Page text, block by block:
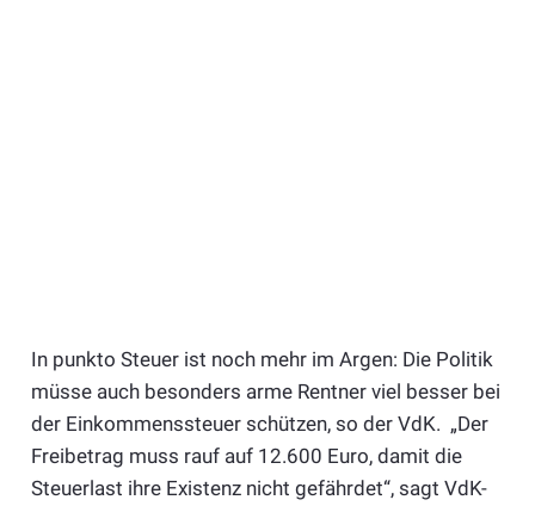
In punkto Steuer ist noch mehr im Argen: Die Politik
müsse auch besonders arme Rentner viel besser bei
der Einkommenssteuer schützen, so der VdK. „Der
Freibetrag muss rauf auf 12.600 Euro, damit die
Steuerlast ihre Existenz nicht gefährdet“, sagt VdK-